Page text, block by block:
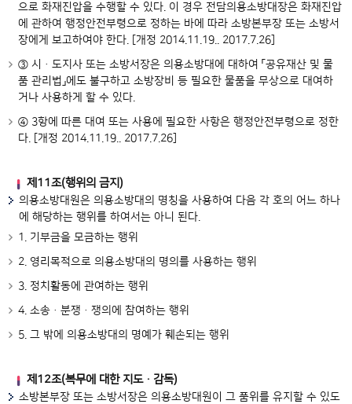
으로 화재진압을 수행할 수 있다. 이 경우 전담의용소방대장은 화재진압
에 관하여 행정안전부령으로 정하는 바에 따라 소방본부장 또는 소방서
장에게 보고하여야 한다. [개정 2014.11.19.. 2017.7.26]
③ 시ㆍ도지사 또는 소방서장은 의용소방대에 대하여 「공유재산 및 물
품 관리법」에도 불구하고 소방장비 등 필요한 물품을 무상으로 대여하
거나 사용하게 할 수 있다.
④ 3항에 따른 대여 또는 사용에 필요한 사항은 행정안전부령으로 정한
다. [개정 2014.11.19.. 2017.7.26]
제11조(행위의 금지)
의용소방대원은 의용소방대의 명칭을 사용하여 다음 각 호의 어느 하나
에 해당하는 행위를 하여서는 아니 된다.
1. 기부금을 모금하는 행위
2. 영리목적으로 의용소방대의 명의를 사용하는 행위
3. 정치활동에 관여하는 행위
4. 소송ㆍ분쟁ㆍ쟁의에 참여하는 행위
5. 그 밖에 의용소방대의 명예가 훼손되는 행위
제12조(복무에 대한 지도ㆍ감독)
소방본부장 또는 소방서장은 의용소방대원이 그 품위를 유지할 수 있도